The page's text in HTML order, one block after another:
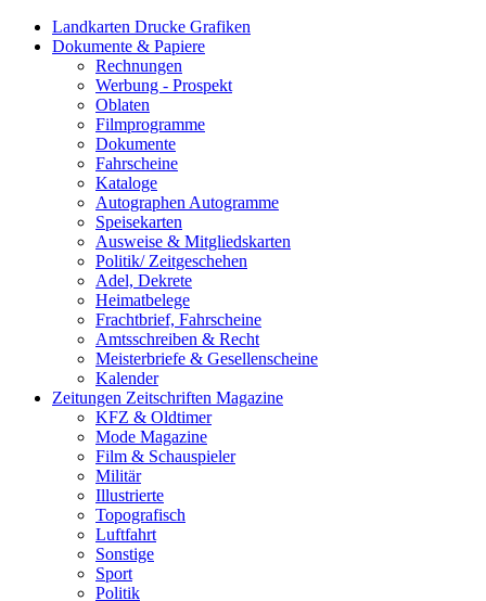
Landkarten Drucke Grafiken
Dokumente & Papiere
Rechnungen
Werbung - Prospekt
Oblaten
Filmprogramme
Dokumente
Fahrscheine
Kataloge
Autographen Autogramme
Speisekarten
Ausweise & Mitgliedskarten
Politik/ Zeitgeschehen
Adel, Dekrete
Heimatbelege
Frachtbrief, Fahrscheine
Amtsschreiben & Recht
Meisterbriefe & Gesellenscheine
Kalender
Zeitungen Zeitschriften Magazine
KFZ & Oldtimer
Mode Magazine
Film & Schauspieler
Militär
Illustrierte
Topografisch
Luftfahrt
Sonstige
Sport
Politik